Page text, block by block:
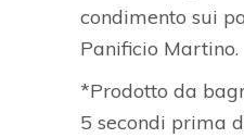
condimento sui
Panificio Martino.
*Prodotto da
5 secondi prima